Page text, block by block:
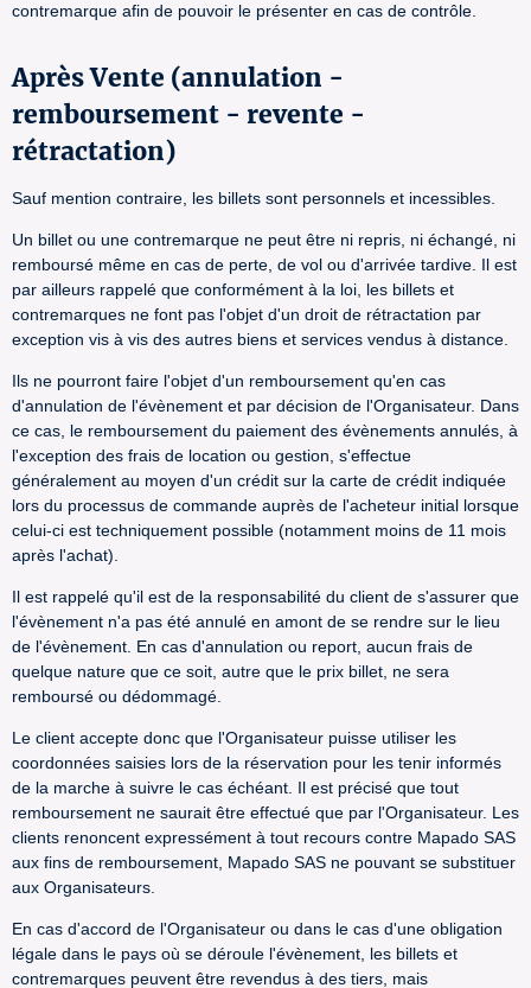
contremarque afin de pouvoir le présenter en cas de contrôle.
Après Vente (annulation -
remboursement - revente -
rétractation)
Sauf mention contraire, les billets sont personnels et incessibles.
Un billet ou une contremarque ne peut être ni repris, ni échangé, ni
remboursé même en cas de perte, de vol ou d'arrivée tardive. Il est
par ailleurs rappelé que conformément à la loi, les billets et
contremarques ne font pas l'objet d'un droit de rétractation par
exception vis à vis des autres biens et services vendus à distance.
Ils ne pourront faire l'objet d'un remboursement qu'en cas
d'annulation de l'évènement et par décision de l'Organisateur. Dans
ce cas, le remboursement du paiement des évènements annulés, à
l'exception des frais de location ou gestion, s'effectue
généralement au moyen d'un crédit sur la carte de crédit indiquée
lors du processus de commande auprès de l'acheteur initial lorsque
celui-ci est techniquement possible (notamment moins de 11 mois
après l'achat).
Il est rappelé qu'il est de la responsabilité du client de s'assurer que
l'évènement n'a pas été annulé en amont de se rendre sur le lieu
de l'évènement. En cas d'annulation ou report, aucun frais de
quelque nature que ce soit, autre que le prix billet, ne sera
remboursé ou dédommagé.
Le client accepte donc que l'Organisateur puisse utiliser les
coordonnées saisies lors de la réservation pour les tenir informés
de la marche à suivre le cas échéant. Il est précisé que tout
remboursement ne saurait être effectué que par l'Organisateur. Les
clients renoncent expressément à tout recours contre Mapado SAS
aux fins de remboursement, Mapado SAS ne pouvant se substituer
aux Organisateurs.
En cas d'accord de l'Organisateur ou dans le cas d'une obligation
légale dans le pays où se déroule l'évènement, les billets et
contremarques peuvent être revendus à des tiers, mais